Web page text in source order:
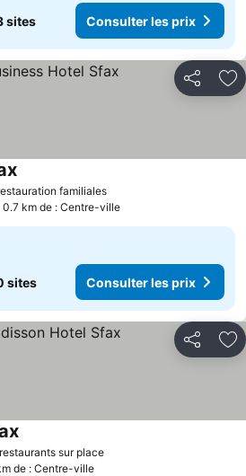
sites Consulter les prix
Partager
familialesConsulter les prix
Consulter les prix
0.7 km de : Centre-ville
sites Consulter les prix
Partager
sur placeConsulter les prix
Consulter les prix
de : Centre-ville